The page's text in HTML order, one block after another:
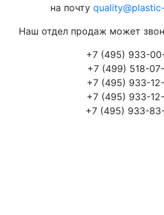
на почту
Наш отдел продаж может
+7 (495) 933-
+7 (499) 518-
+7 (495) 933-
+7 (495) 933-
+7 (495) 933-